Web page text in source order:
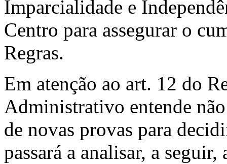
Imparcialidade e
Centro para assegurar o
Regras.
Em atenção ao art. 12 do
Administrativo entende
de novas provas para
passará a analisar, a